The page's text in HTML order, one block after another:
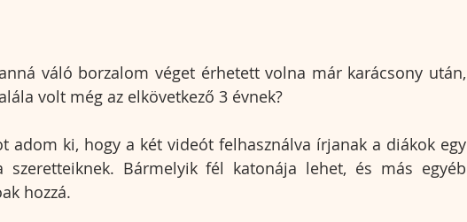
váló borzalom véget érhetett volna már karácsony után,
volt még az elkövetkező 3 évnek?
adom ki, hogy a két videót felhasználva írjanak a diákok egy
Bármelyik fél katonája lehet, és más egyéb
hozzá.